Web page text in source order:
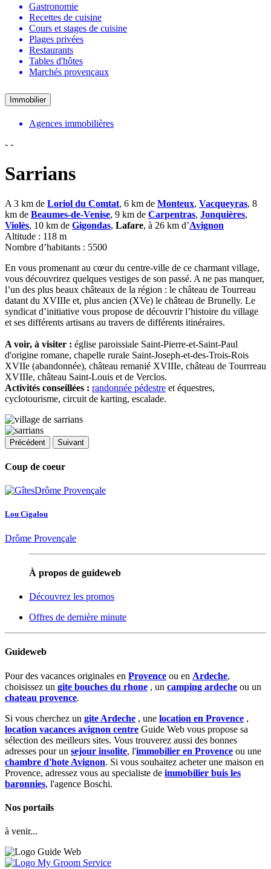
Gastronomie
Recettes de cuisine
Cours et stages de cuisine
Plages privées
Restaurants
Tables d'hôtes
Marchés provençaux
Immobilier
Agences immobilières
- -
Sarrians
A 3 km de Loriol du Comtat, 6 km de Monteux, Vacqueyras, 8
km de Beaumes-de-Venise, 9 km de Carpentras, Jonquières,
Violès, 10 km de Gigondas, Lafare, à 26 km d’Avignon
Altitude : 118 m
Nombre d’habitants : 5500
En vous promenant au cœur du centre-ville de ce charmant village,
vous découvrirez quelques vestiges de son passé. A ne pas manquer,
l’un des plus beaux châteaux de la région : le château de Tourreau
datant du XVIIIe et, plus ancien (XVe) le château de Brunelly. Le
syndicat d’initiative vous propose de découvrir l’histoire du village
et ses différents artisans au travers de différents itinéraires.
A voir, à visiter : église paroissiale Saint-Pierre-et-Saint-Paul
d'origine romane, chapelle rurale Saint-Joseph-et-des-Trois-Rois
XVIIe (abandonnée), château remanié XVIIIe, château de Tourrreau
XVIIIe, château Saint-Louis et de Verclos.
Activités conseillées : randonnée pédestre et équestres,
cyclotourisme, circuit de karting, escalade.
Précédent Suivant
Coup de coeur
Lou Cigalou
Drôme Provençale
À propos de guideweb
Découvrez les promos
Offres de dernière minute
Guideweb
Pour des vacances originales en Provence ou en Ardeche,
choisissez un gite bouches du rhone , un camping ardeche ou un
chateau provence.
Si vous cherchez un gite Ardeche , une location en Provence ,
location vacances avignon centre Guide Web vous propose sa
sélection des meilleurs sites. Vous trouverez aussi des bonnes
adresses pour un sejour insolite, l'immobilier en Provence ou une
chambre d'hote Avignon. Si vous souhaitez acheter une maison en
Provence, adressez vous au specialiste de immobilier buis les
baronnies, l'agence Boschi.
Nos portails
à venir...